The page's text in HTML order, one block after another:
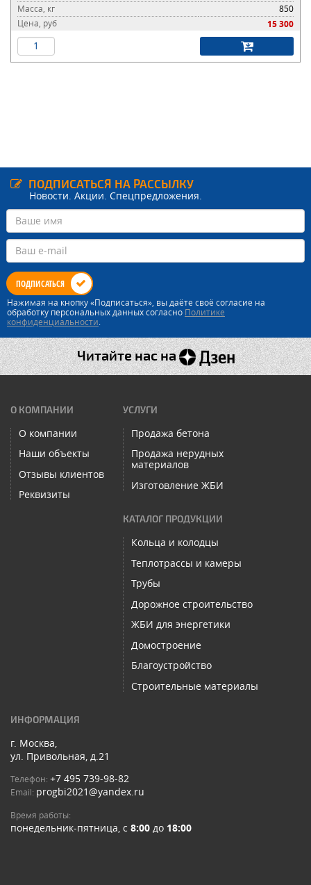
Масса, кг
850
Цена, руб
15 300
ПОДПИСАТЬСЯ НА РАССЫЛКУ
Новости. Акции. Спецпредложения.
ПОДПИСАТЬСЯ
Нажимая на кнопку «Подписаться», вы даёте своё согласие на
обработку персональных данных согласно Политике
конфиденциальности
Читайте нас на
О КОМПАНИИ
О компании
Наши объекты
Отзывы клиентов
Реквизиты
УСЛУГИ
Продажа бетона
Продажа нерудных
материалов
Изготовление ЖБИ
КАТАЛОГ ПРОДУКЦИИ
Кольца и колодцы
Теплотрассы и камеры
Трубы
Дорожное строительство
ЖБИ для энергетики
Домостроение
Благоустройство
Строительные материалы
ИНФОРМАЦИЯ
г. Москва,
ул. Привольная, д.21
Телефон: +7 495 739-98-82
Email: progbi2021@yandex.ru
Время работы:
понедельник-пятница, с 8:00 до 18:00